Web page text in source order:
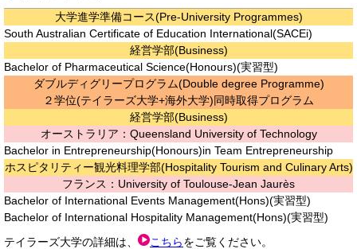
大学進学準備コース(Pre-University Programmes)
South Australian Certificate of Education International(SACEi)
経営学部(Business)
Bachelor of Pharmaceutical Science(Honours)(実習型)
ダブルディグリープログラム(Double degree Programme)
２学位(テイラーズ大学+海外大学)同時取得プログラム
経営学部(Business)
オーストラリア：Queensland University of Technology
Bachelor in Entrepreneurship(Honours)in Team Entrepreneurship
ホスピタリティー観光料理学部(Hospitality Tourism and Culinary Arts)
フランス：University of Toulouse-Jean Jaurès
Bachelor of International Events Management(Hons)(実習型)
Bachelor of International Hospitality Management(Hons)(実習型)
テイラーズ大学の詳細は、
こちらをご覧ください。